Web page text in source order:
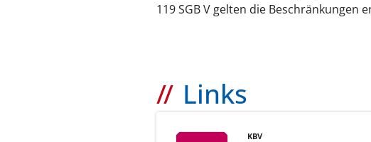
119 SGB V gelten die Beschränkungen
Links
KBV